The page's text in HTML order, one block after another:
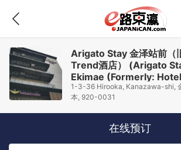
Arigato Stay 金泽站前（
Trend酒店） (Arigato
Ekimae (Formerly:
Kanazawa-Ekimae))
1-3-36 Hirooka, Kanazawa-shi,
本, 920-0031
在线预订